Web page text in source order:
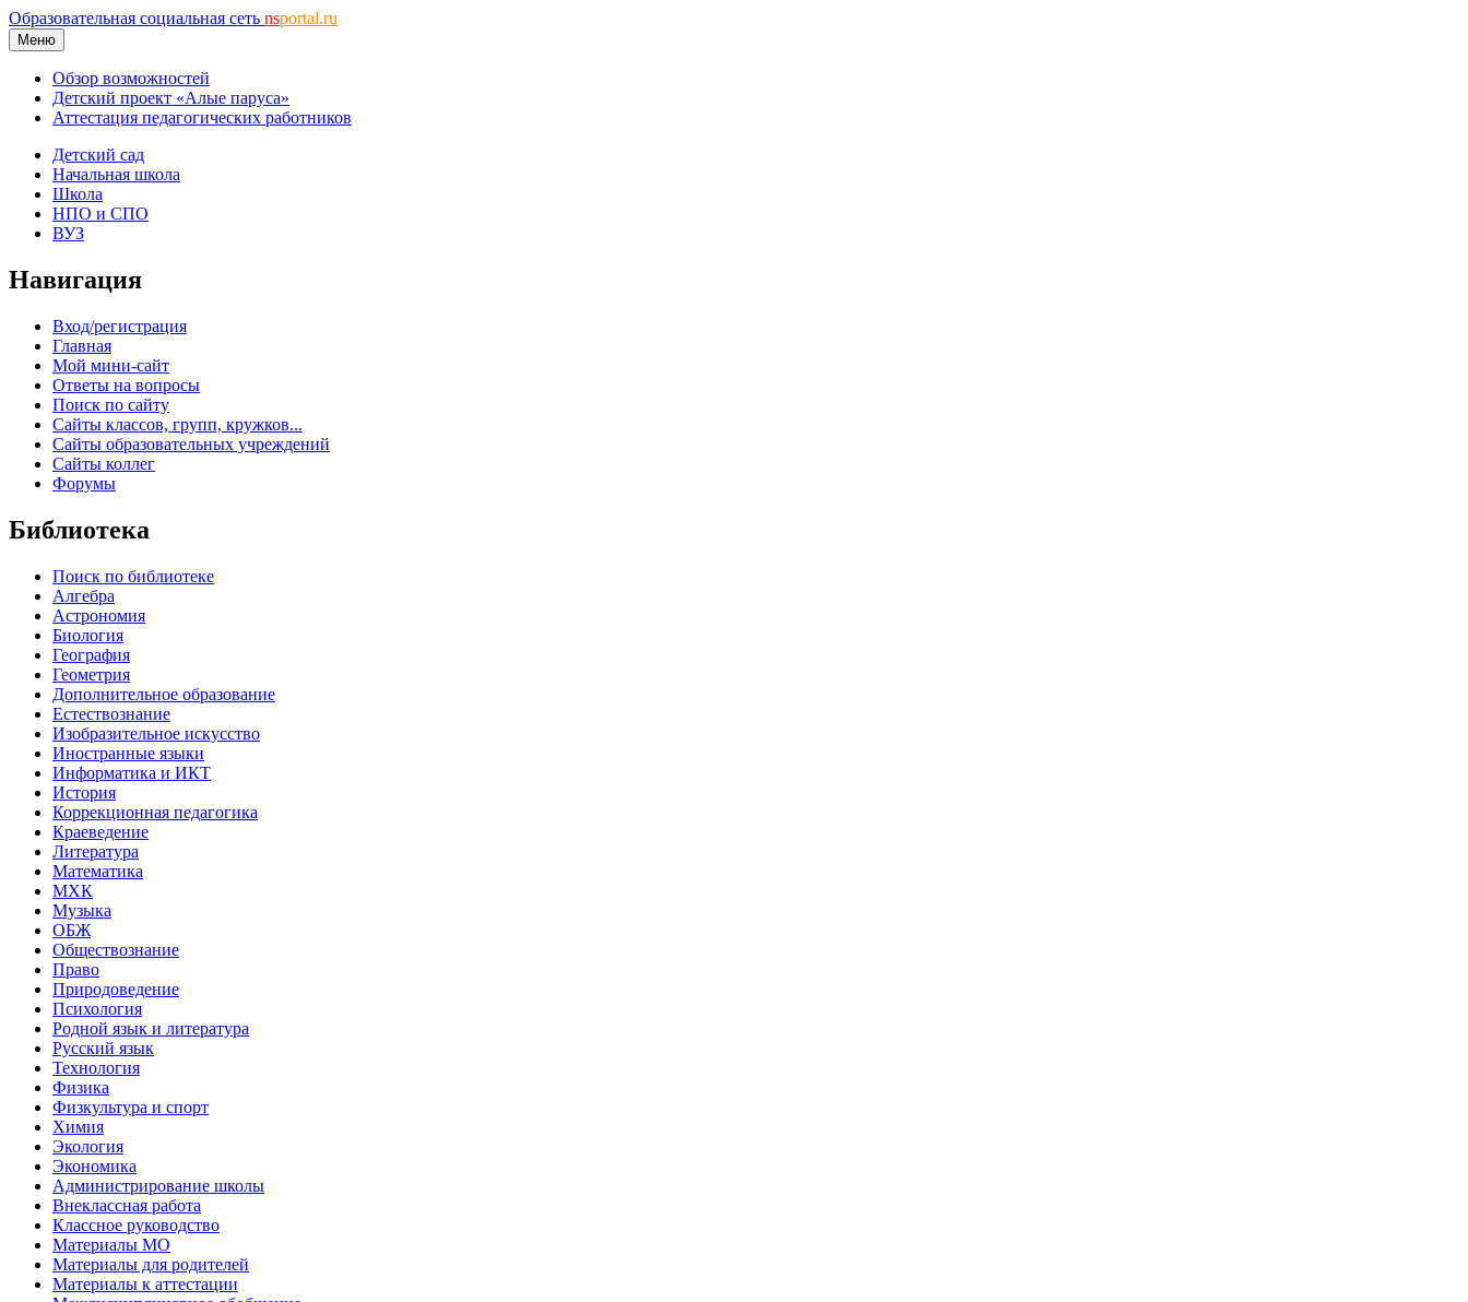
Образовательная социальная сеть nsportal.ru
Меню
Обзор возможностей
Детский проект «Алые паруса»
Аттестация педагогических работников
Детский сад
Начальная школа
Школа
НПО и СПО
ВУЗ
Навигация
Вход/регистрация
Главная
Мой мини-сайт
Ответы на вопросы
Поиск по сайту
Сайты классов, групп, кружков...
Сайты образовательных учреждений
Сайты коллег
Форумы
Библиотека
Поиск по библиотеке
Алгебра
Астрономия
Биология
География
Геометрия
Дополнительное образование
Естествознание
Изобразительное искусство
Иностранные языки
Информатика и ИКТ
История
Коррекционная педагогика
Краеведение
Литература
Математика
МХК
Музыка
ОБЖ
Обществознание
Право
Природоведение
Психология
Родной язык и литература
Русский язык
Технология
Физика
Физкультура и спорт
Химия
Экология
Экономика
Администрирование школы
Внеклассная работа
Классное руководство
Материалы МО
Материалы для родителей
Материалы к аттестации